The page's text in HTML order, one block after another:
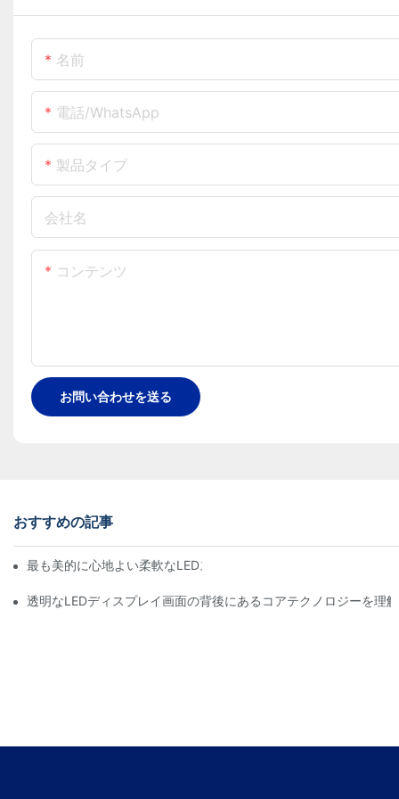
名前
電話/WhatsApp
製品タイプ
会社名
コンテンツ
お問い合わせを送る
おすすめの記事
最も美的に心地よい柔軟なLEDスクリーンウォールは何ですか？
透明なLEDディスプレイ画面の背後にあるコアテクノロジーを理